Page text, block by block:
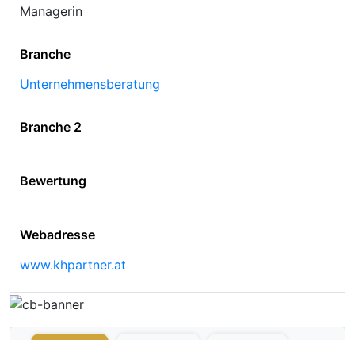
Managerin
Branche
Unternehmensberatung
Branche 2
Bewertung
Webadresse
www.khpartner.at